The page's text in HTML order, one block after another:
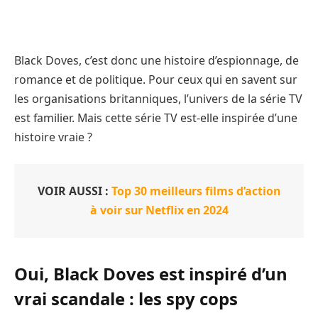
Black Doves, c’est donc une histoire d’espionnage, de
romance et de politique. Pour ceux qui en savent sur
les organisations britanniques, l’univers de la série TV
est familier. Mais cette série TV est-elle inspirée d’une
histoire vraie ?
VOIR AUSSI : Top 30 meilleurs films d’action
à voir sur Netflix en 2024
Oui, Black Doves est inspiré d’un
vrai scandale : les spy cops